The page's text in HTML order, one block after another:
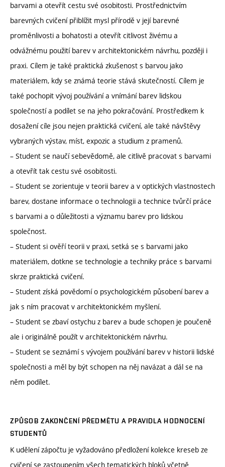
barvami a otevřít cestu své osobitosti. Prostřednictvím
barevných cvičení přiblížit mysl přírodě v její barevné
proměnlivosti a bohatosti a otevřít citlivost živému a
odvážnému použití barev v architektonickém návrhu, později i
praxi. Cílem je také praktická zkušenost s barvou jako
materiálem, kdy se známá teorie stává skutečností. Cílem je
také pochopit vývoj používání a vnímání barev lidskou
společností a podílet se na jeho pokračování. Prostředkem k
dosažení cíle jsou nejen praktická cvičení, ale také návštěvy
vybraných výstav, míst, expozic a studium z pramenů.
– Student se naučí sebevědomě, ale citlivě pracovat s barvami
a otevřít tak cestu své osobitosti.
– Student se zorientuje v teorii barev a v optických vlastnostech
barev, dostane informace o technologii a technice tvůrčí práce
s barvami a o důležitosti a významu barev pro lidskou
společnost.
– Student si ověří teorii v praxi, setká se s barvami jako
materiálem, dotkne se technologie a techniky práce s barvami
skrze praktická cvičení.
– Student získá povědomí o psychologickém působení barev a
jak s ním pracovat v architektonickém myšlení.
– Student se zbaví ostychu z barev a bude schopen je poučeně
ale i originálně použít v architektonickém návrhu.
– Student se seznámí s vývojem používání barev v historii lidské
společnosti a měl by být schopen na něj navázat a dál se na
něm podílet.
ZPŮSOB ZAKONČENÍ PŘEDMĚTU A PRAVIDLA HODNOCENÍ
STUDENTŮ
K udělení zápočtu je vyžadováno předložení kolekce kreseb ze
cvičení se zastoupením všech tematických bloků včetně